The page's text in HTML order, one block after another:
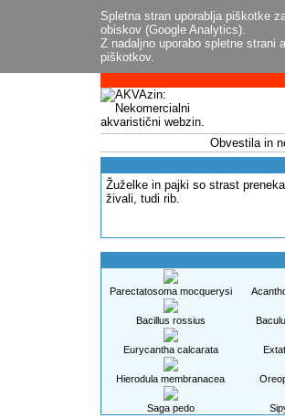
Spletna stran uporablja piškotke
obiskov (Google Analytics).
Z nadaljno uporabo spletne strani
piškotkov.
Obvestila in
Žuželke in pajki so strast
živali, tudi rib.
Parectatosoma mocquerysi
Bacillus rossius
Eurycantha calcarata
Hierodula membranacea
Saga pedo